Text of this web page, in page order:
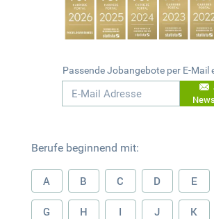
Passende Jobangebote per E-Mail
Berufe beginnend mit:
A B C D E
G H I J K